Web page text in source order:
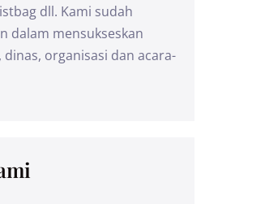
dll. Kami sudah
dalam mensukseskan
organisasi dan acara-